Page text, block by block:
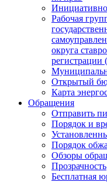
Рабочая
округа
регистрации
Открытый
Карта
Обращения
Отправить
Порядок и
Порядок
Обзоры
Прозрачность
Бесплатная